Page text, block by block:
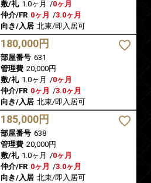
敷/礼 1.0ヶ月 /0ヶ月
仲介/FR 0ヶ月 /3.0ヶ月
向き/入居 北東/即入居可
180,000円
部屋番号 631
管理費 20,000円
敷/礼 1.0ヶ月 /0ヶ月
仲介/FR 0ヶ月 /3.0ヶ月
向き/入居 北東/即入居可
185,000円
部屋番号 638
管理費 20,000円
敷/礼 1.0ヶ月 /0ヶ月
仲介/FR 0ヶ月 /3.0ヶ月
向き/入居 北東/即入居可